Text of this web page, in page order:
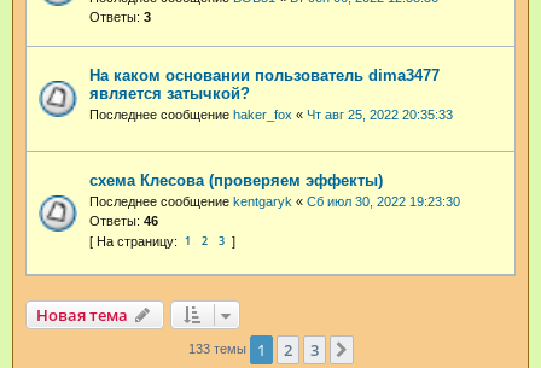
Ответы: 3
На каком основании пользователь dima3477
является затычкой?
Последнее сообщение haker_fox « Чт авг 25, 2022 20:35:33
схема Клесова (проверяем эффекты)
Последнее сообщение kentgaryk « Сб июл 30, 2022 19:23:30
Ответы: 46
1 2 3
Новая тема
133 темы 1 2 3